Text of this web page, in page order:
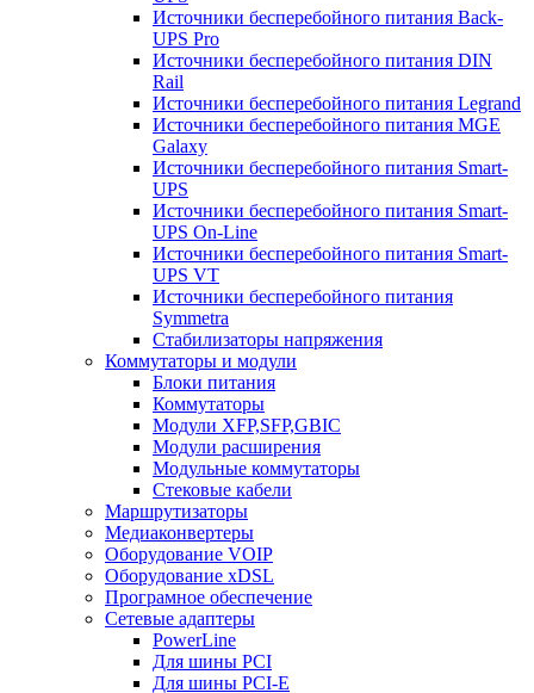
Источники бесперебойного питания Back-
UPS Pro
Источники бесперебойного питания DIN
Rail
Источники бесперебойного питания Legrand
Источники бесперебойного питания MGE
Galaxy
Источники бесперебойного питания Smart-
UPS
Источники бесперебойного питания Smart-
UPS On-Line
Источники бесперебойного питания Smart-
UPS VT
Источники бесперебойного питания
Symmetra
Стабилизаторы напряжения
Коммутаторы и модули
Блоки питания
Коммутаторы
Модули XFP,SFP,GBIC
Модули расширения
Модульные коммутаторы
Стековые кабели
Маршрутизаторы
Медиаконвертеры
Оборудование VOIP
Оборудование xDSL
Програмное обеспечение
Сетевые адаптеры
PowerLine
Для шины PCI
Для шины PCI-E